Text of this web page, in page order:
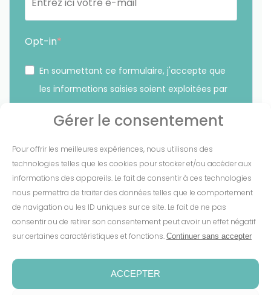
Gérer le consentement
Pour offrir les meilleures expériences, nous utilisons des
technologies telles que les cookies pour stocker et/ou accéder aux
informations des appareils. Le fait de consentir à ces technologies
nous permettra de traiter des données telles que le comportement
de navigation ou les ID uniques sur ce site. Le fait de ne pas
consentir ou de retirer son consentement peut avoir un effet négatif
sur certaines caractéristiques et fonctions. Continuer sans accepter
ACCEPTER
Opt-in
En soumettant ce formulaire, j'accepte que
les informations saisies soient exploitées par
sur le lien présent dans nos emails.
S'INSCRIRE
Conditions de garantie-Espace presse